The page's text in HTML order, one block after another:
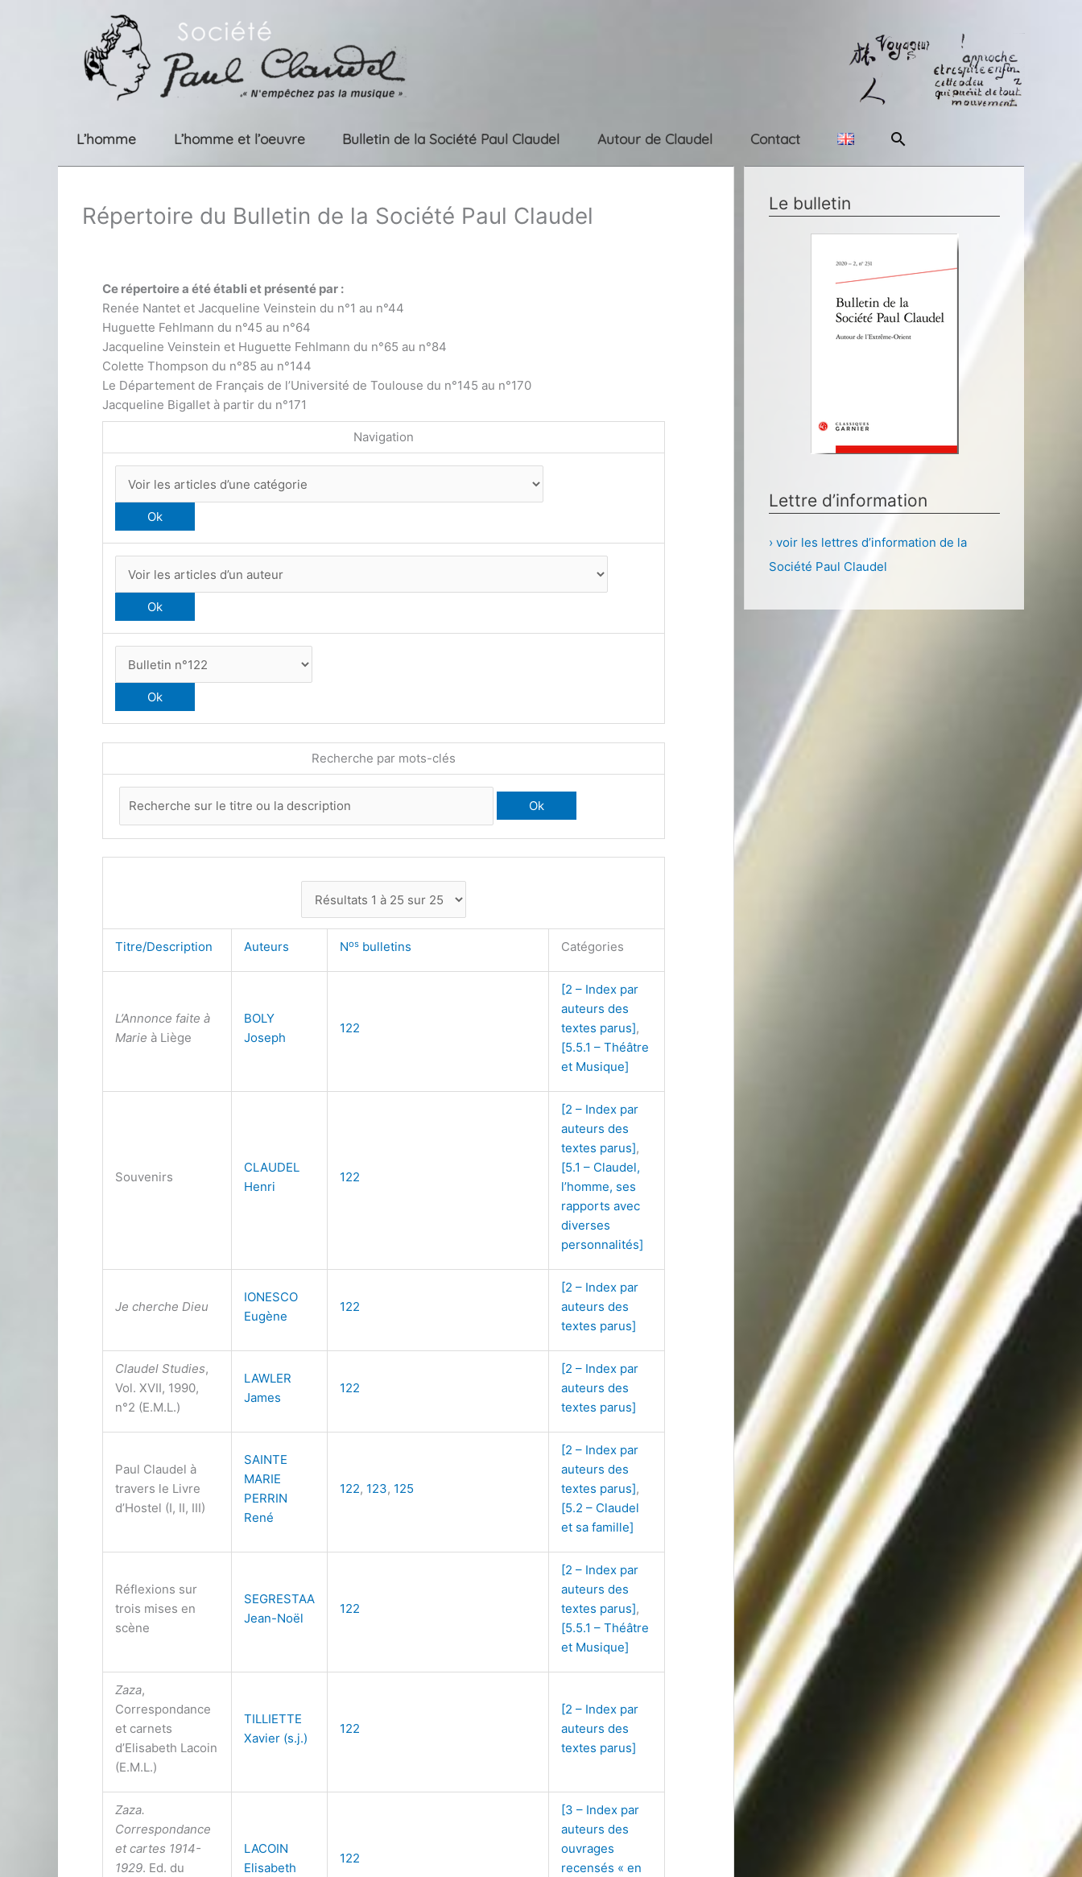
L’homme L’homme et l’oeuvre Bulletin de la Société Paul Claudel Autour de Claudel Contact Rechercher
Répertoire du Bulletin de la Société Paul Claudel
Ce répertoire a été établi et présenté par :
Renée Nantet et Jacqueline Veinstein du n°1 au n°44
Huguette Fehlmann du n°45 au n°64
Jacqueline Veinstein et Huguette Fehlmann du n°65 au n°84
Colette Thompson du n°85 au n°144
Le Département de Français de l’Université de Toulouse du n°145 au n°170
Jacqueline Bigallet à partir du n°171
Navigation
Recherche par mots-clés
Titre/Description Auteurs Nos bulletins Catégories
L’Annonce faite à
Marie à Liège
BOLY
Joseph
122
[2 – Index par
auteurs des
textes parus],
[5.5.1 – Théâtre
et Musique]
Souvenirs
CLAUDEL
Henri
122
[2 – Index par
auteurs des
textes parus],
[5.1 – Claudel,
l’homme, ses
rapports avec
diverses
personnalités]
Je cherche Dieu
IONESCO
Eugène
122
[2 – Index par
auteurs des
textes parus]
Claudel Studies,
Vol. XVII, 1990,
n°2 (E.M.L.)
LAWLER
James
122
[2 – Index par
auteurs des
textes parus]
Paul Claudel à
travers le Livre
d’Hostel (I, II, III)
SAINTE
MARIE
PERRIN
René
122, 123, 125
[2 – Index par
auteurs des
textes parus],
[5.2 – Claudel
et sa famille]
Réflexions sur
trois mises en
scène
SEGRESTAA
Jean-Noël
122
[2 – Index par
auteurs des
textes parus],
[5.5.1 – Théâtre
et Musique]
Zaza,
Correspondance
et carnets
d’Elisabeth Lacoin
(E.M.L.)
TILLIETTE
Xavier (s.j.)
122
[2 – Index par
auteurs des
textes parus]
Zaza.
Correspondance
et cartes 1914-
1929. Ed. du
LACOIN
Elisabeth
122
[3 – Index par
auteurs des
ouvrages
recensés « en
Le bulletin
Lettre d’information
› voir les lettres d’information de la
Société Paul Claudel